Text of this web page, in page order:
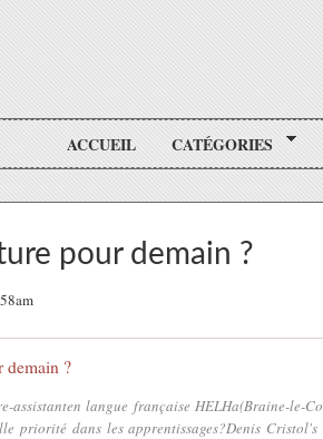
ACCUEIL CATÉGORIES
pour demain ?
demain ?
assistanten langue française HELHa(Braine-le-
priorité dans les apprentissages?Denis